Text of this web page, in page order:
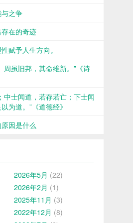
之争
在的奇迹
赋予人生方向。
周虽旧邦，其命维新。”《诗
中士闻道，若存若亡；下士闻
为道。”《道德经》
因是什么
2026年5月 (22)
2026年2月 (1)
2025年11月 (3)
2022年12月 (8)